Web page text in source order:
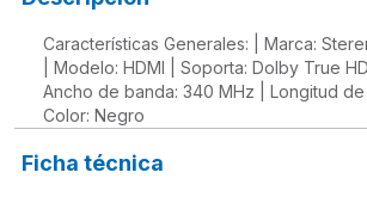
Características Generales: | Marca:
| Modelo: HDMI | Soporta: Dolby True
Ancho de banda: 340 MHz | Longitud de
Color: Negro
Ficha técnica